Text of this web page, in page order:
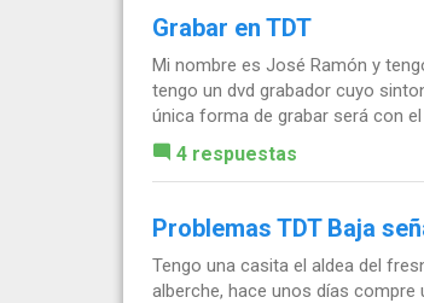
Grabar en TDT
Mi nombre es José Ramón y
tengo un dvd grabador cuyo
única forma de grabar será con el
4 respuestas
Problemas TDT Baja
Tengo una casita el aldea del
alberche, hace unos días compre